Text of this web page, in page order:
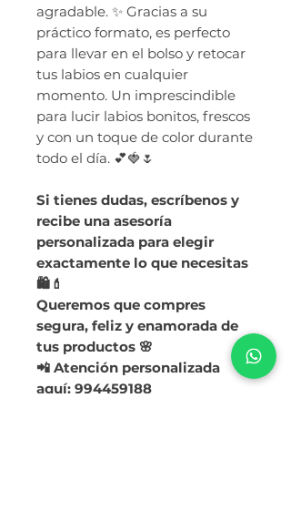
agradable. ✨ Gracias a su
práctico formato, es perfecto
para llevar en el bolso y retocar
tus labios en cualquier
momento. Un imprescindible
para lucir labios bonitos, frescos
y con un toque de color durante
todo el día. 💕🍓🌷
Si tienes dudas, escríbenos y
recibe una asesoría
personalizada para elegir
exactamente lo que necesitas
🛍️💄
Queremos que compres
segura, feliz y enamorada de
tus productos 🌸
📲 Atención personalizada
aquí: 994459188